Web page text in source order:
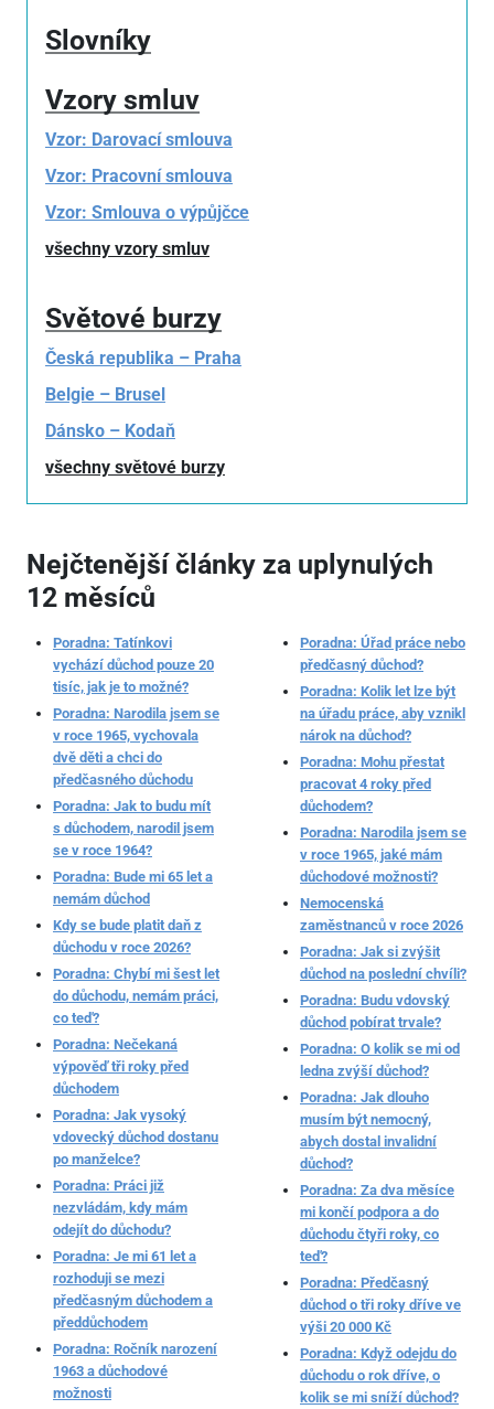
Slovníky
Vzory smluv
Vzor: Darovací smlouva
Vzor: Pracovní smlouva
Vzor: Smlouva o výpůjčce
všechny vzory smluv
Světové burzy
Česká republika – Praha
Belgie – Brusel
Dánsko – Kodaň
všechny světové burzy
Nejčtenější články za uplynulých
12 měsíců
Poradna: Tatínkovi
vychází důchod pouze 20
tisíc, jak je to možné?
Poradna: Narodila jsem se
v roce 1965, vychovala
dvě děti a chci do
předčasného důchodu
Poradna: Jak to budu mít
s důchodem, narodil jsem
se v roce 1964?
Poradna: Bude mi 65 let a
nemám důchod
Kdy se bude platit daň z
důchodu v roce 2026?
Poradna: Chybí mi šest let
do důchodu, nemám práci,
co teď?
Poradna: Nečekaná
výpověď tři roky před
důchodem
Poradna: Jak vysoký
vdovecký důchod dostanu
po manželce?
Poradna: Práci již
nezvládám, kdy mám
odejít do důchodu?
Poradna: Je mi 61 let a
rozhoduji se mezi
předčasným důchodem a
předdůchodem
Poradna: Ročník narození
1963 a důchodové
možnosti
Poradna: Úřad práce nebo
předčasný důchod?
Poradna: Kolik let lze být
na úřadu práce, aby vznikl
nárok na důchod?
Poradna: Mohu přestat
pracovat 4 roky před
důchodem?
Poradna: Narodila jsem se
v roce 1965, jaké mám
důchodové možnosti?
Nemocenská
zaměstnanců v roce 2026
Poradna: Jak si zvýšit
důchod na poslední chvíli?
Poradna: Budu vdovský
důchod pobírat trvale?
Poradna: O kolik se mi od
ledna zvýší důchod?
Poradna: Jak dlouho
musím být nemocný,
abych dostal invalidní
důchod?
Poradna: Za dva měsíce
mi končí podpora a do
důchodu čtyři roky, co
teď?
Poradna: Předčasný
důchod o tři roky dříve ve
výši 20 000 Kč
Poradna: Když odejdu do
důchodu o rok dříve, o
kolik se mi sníží důchod?